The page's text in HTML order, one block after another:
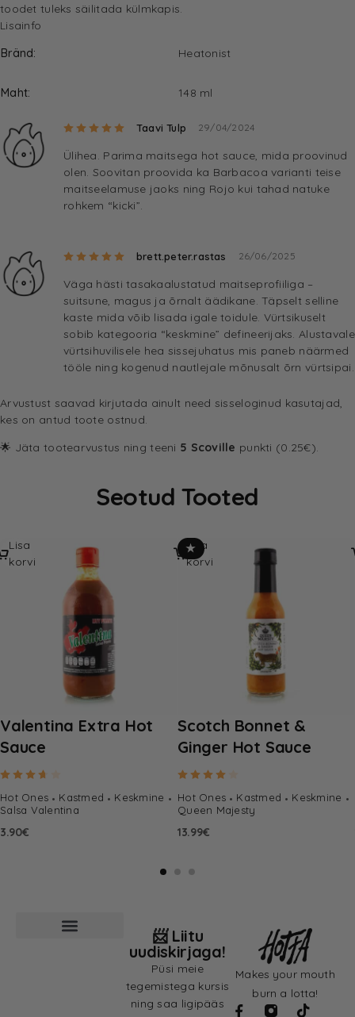
toodet tuleks säilitada külmkapis.
Lisainfo
Bränd
Heatonist
Maht 148 ml
Hinnanguga 5/ 5
Taavi Tulp 29/04/2024
Ülihea. Parima maitsega hot sauce, mida proovinud
olen. Soovitan proovida ka Barbacoa varianti teise
maitseelamuse jaoks ning Rojo kui tahad natuke
rohkem “kicki”.
Hinnanguga5/ 5
brett.peter.rastas 26/06/2025
Väga hästi tasakaalustatud maitseprofiiliga –
suitsune, magus ja õrnalt äädikane. Täpselt selline
kaste mida võib lisada igale toidule. Vürtsikuselt
sobib kategooria “keskmine” defineerijaks. Alustavale
vürtsihuvilisele hea sissejuhatus mis paneb näärmed
tööle ning kogenud nautlejale mõnusalt õrn vürtsipai.
Arvustust saavad kirjutada ainult need sisseloginud kasutajad,
kes on antud toote ostnud.
🌟 Jäta tootearvustus ning teeni 5 Scoville punkti (0.25€).
Seotud Tooted
Valentina Extra Hot
Sauce
Hinnanguga
Hot Ones Kastmed
Keskmine
Salsa Valentina
3.90€
Lisa
korvi
★
Scotch Bonnet &
Ginger Hot Sauce
Hot Ones Kastmed
Keskmine
Queen Majesty
13.99€
Lisa
korvi
Makes your mouth
burn a lotta!
📨 Liitu
uudiskirjaga!
Püsi meie
tegemistega kursis
ning saa ligipääs